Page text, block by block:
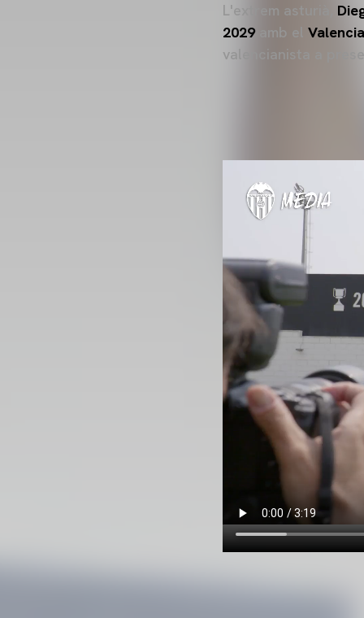
L'extrem asturià,
2029amb el
valencianista a